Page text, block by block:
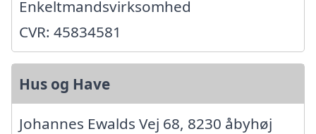
Enkeltmandsvirksomhed
CVR: 45834581
Hus og Have
Johannes Ewalds Vej 68, 8230 åbyhøj